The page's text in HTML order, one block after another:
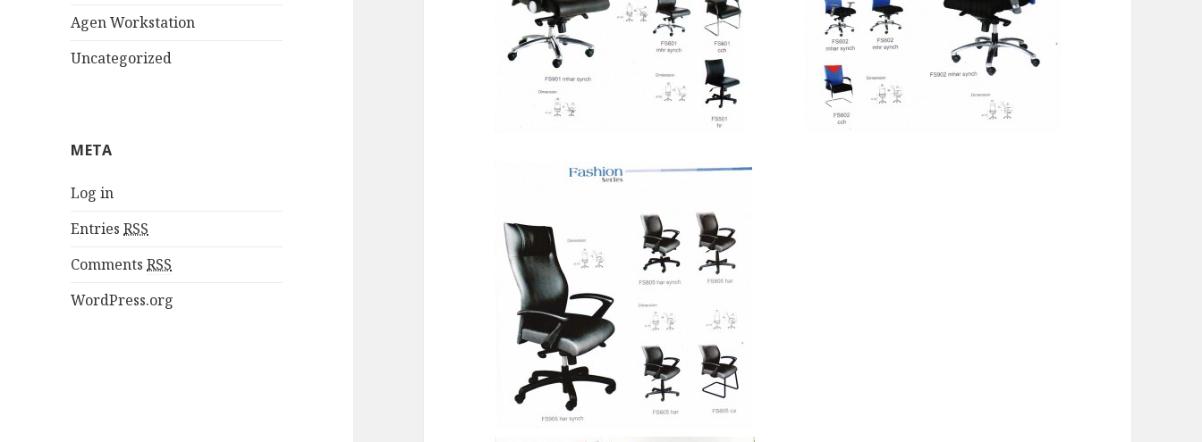
Agen Workstation
Uncategorized
META
Log in
EntriesRSS
CommentsRSS
WordPress.org